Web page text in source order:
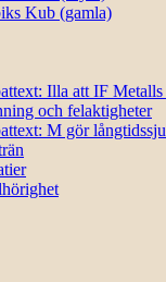
Kub (gamla)
Illa att IF
och felaktigheter
M gör